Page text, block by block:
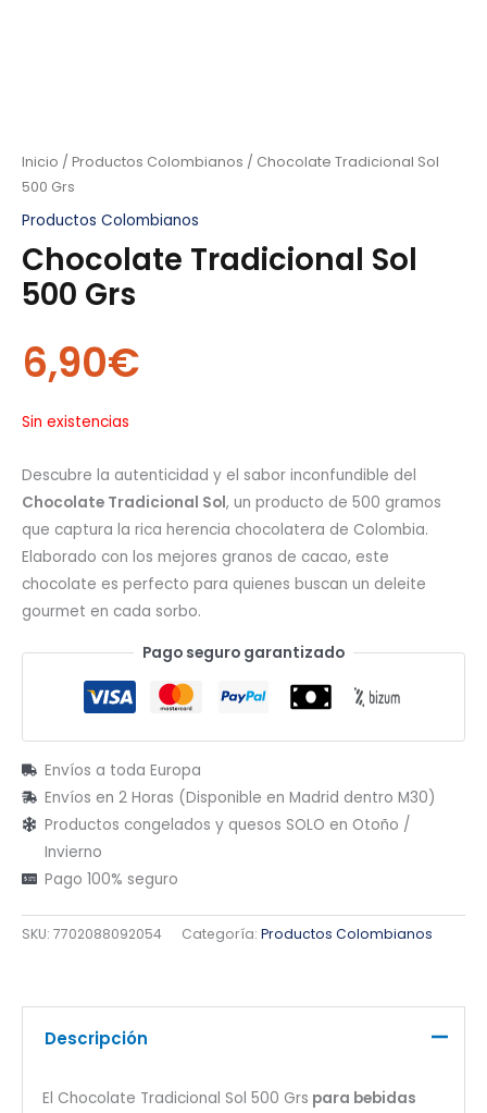
Inicio / Productos Colombianos / Chocolate Tradicional Sol
500 Grs
Productos Colombianos
Chocolate Tradicional Sol
500 Grs
6,90€
Sin existencias
Descubre la autenticidad y el sabor inconfundible del
Chocolate Tradicional Sol, un producto de 500 gramos
que captura la rica herencia chocolatera de Colombia.
Elaborado con los mejores granos de cacao, este
chocolate es perfecto para quienes buscan un deleite
gourmet en cada sorbo.
Pago seguro garantizado
Envíos a toda Europa
Envíos en 2 Horas (Disponible en Madrid dentro M30)
Productos congelados y quesos SOLO en Otoño /
Invierno
Pago 100% seguro
SKU: 7702088092054 Categoría: Productos Colombianos
Descripción
El Chocolate Tradicional Sol 500 Grs para bebidas